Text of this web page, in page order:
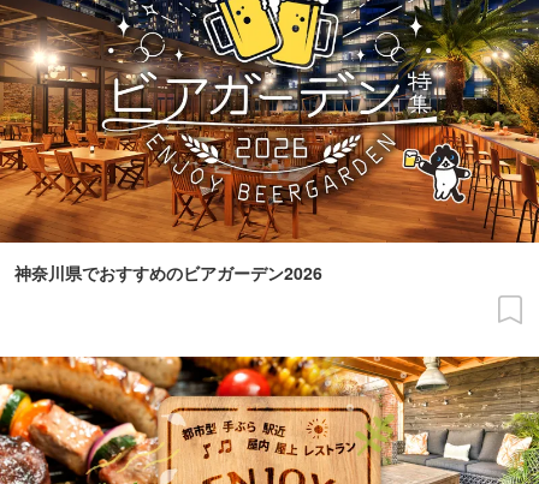
神奈川県でおすすめのビアガーデン2026